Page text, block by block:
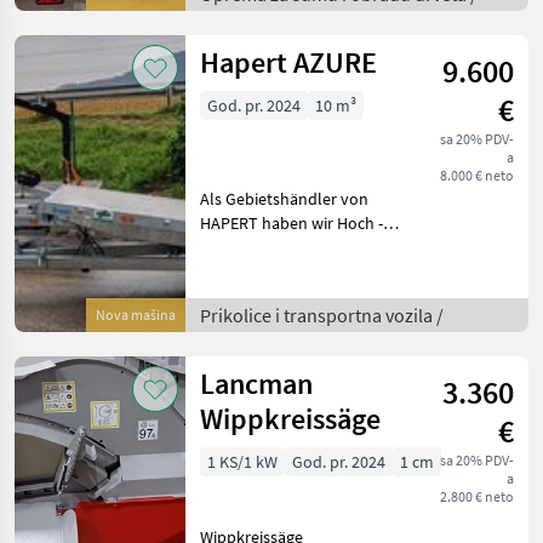
Multispeedventil 3-Punkt
Spaltlänge 4-fach
Nova mašina
Hapert AZURE
9.600
€
sa 20% PDV-
a
8.000 € neto
God. pr. 2024 10 m³
Als Gebietshändler von
HAPERT haben wir Hoch -
- und Kühlanhänger
Baumaschinen - und Auto
Prikolice i transportna vozila /
Lancman
Wippkreissäge
3.360
€
sa 20% PDV-
a
2.800 € neto
1 KS/1 kW God. pr. 2024 1 cm
Wippkreissäge